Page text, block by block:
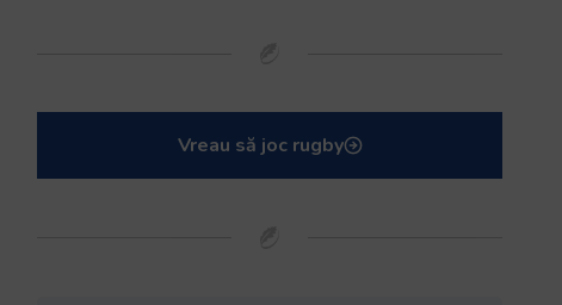
Vreau să joc rugby